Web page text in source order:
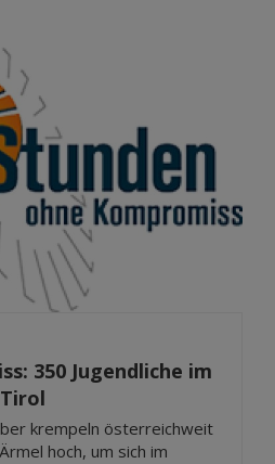
350 Jugendliche im
krempeln österreichweit
hoch, um sich im